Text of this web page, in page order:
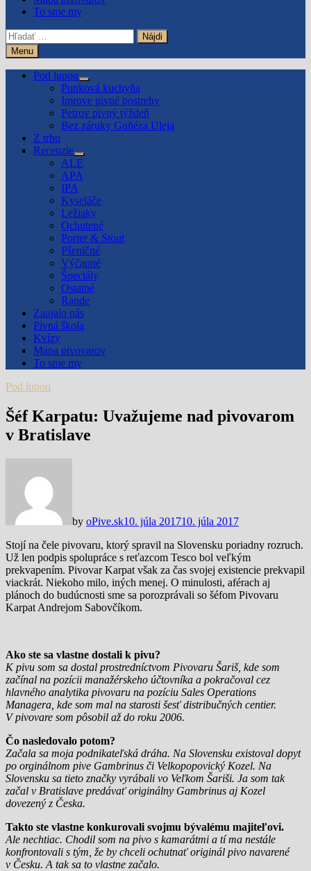
To sme my
Hľadať:
Menu
Pod lupou
Show
sub
menu
Punková kuchyňa
Imrove pivné postrehy
Petrov pivný týždeň
Bez záruky Guñéza Uleja
Z trhu
Recenzie
Show
sub
menu
ALE
APA
IPA
Kyseláče
Ležiaky
Ochutené
Porter & Stout
Pšeničné
Výčapné
Špeciály
Ostatné
Rande
Zaujalo nás
Pivná škola
Kvízy
Mapa pivovarov
To sme my
Pod lupou
Šéf Karpatu: Uvažujeme nad pivovarom
v Bratislave
by oPive.sk10. júla 201710. júla 2017
Stojí na čele pivovaru, ktorý spravil na Slovensku poriadny rozruch.
Už len podpis spolupráce s reťazcom Tesco bol veľkým
prekvapením. Pivovar Karpat však za čas svojej existencie prekvapil
viackrát. Niekoho milo, iných menej. O minulosti, aférach aj
plánoch do budúcnosti sme sa porozprávali so šéfom Pivovaru
Karpat Andrejom Sabovčíkom.
Ako ste sa vlastne dostali k pivu?
K pivu som sa dostal prostredníctvom Pivovaru Šariš, kde som
začínal na pozícii manažérskeho účtovníka a pokračoval cez
hlavného analytika pivovaru na pozíciu Sales Operations
Managera, kde som mal na starosti šesť distribučných centier.
V pivovare som pôsobil až do roku 2006.
Čo nasledovalo potom?
Začala sa moja podnikateľská dráha. Na Slovensku existoval dopyt
po orginálnom pive Gambrinus či Velkopopovický Kozel. Na
Slovensku sa tieto značky vyrábali vo Veľkom Šariši. Ja som tak
začal v Bratislave predávať originálny Gambrinus aj Kozel
dovezený z Česka.
Takto ste vlastne konkurovali svojmu bývalému majiteľovi.
Ale nechtiac. Chodil som na pivo s kamarátmi a tí ma nestále
konfrontovali s tým, že by chceli ochutnať originál pivo navarené
v Česku. A tak sa to vlastne začalo.